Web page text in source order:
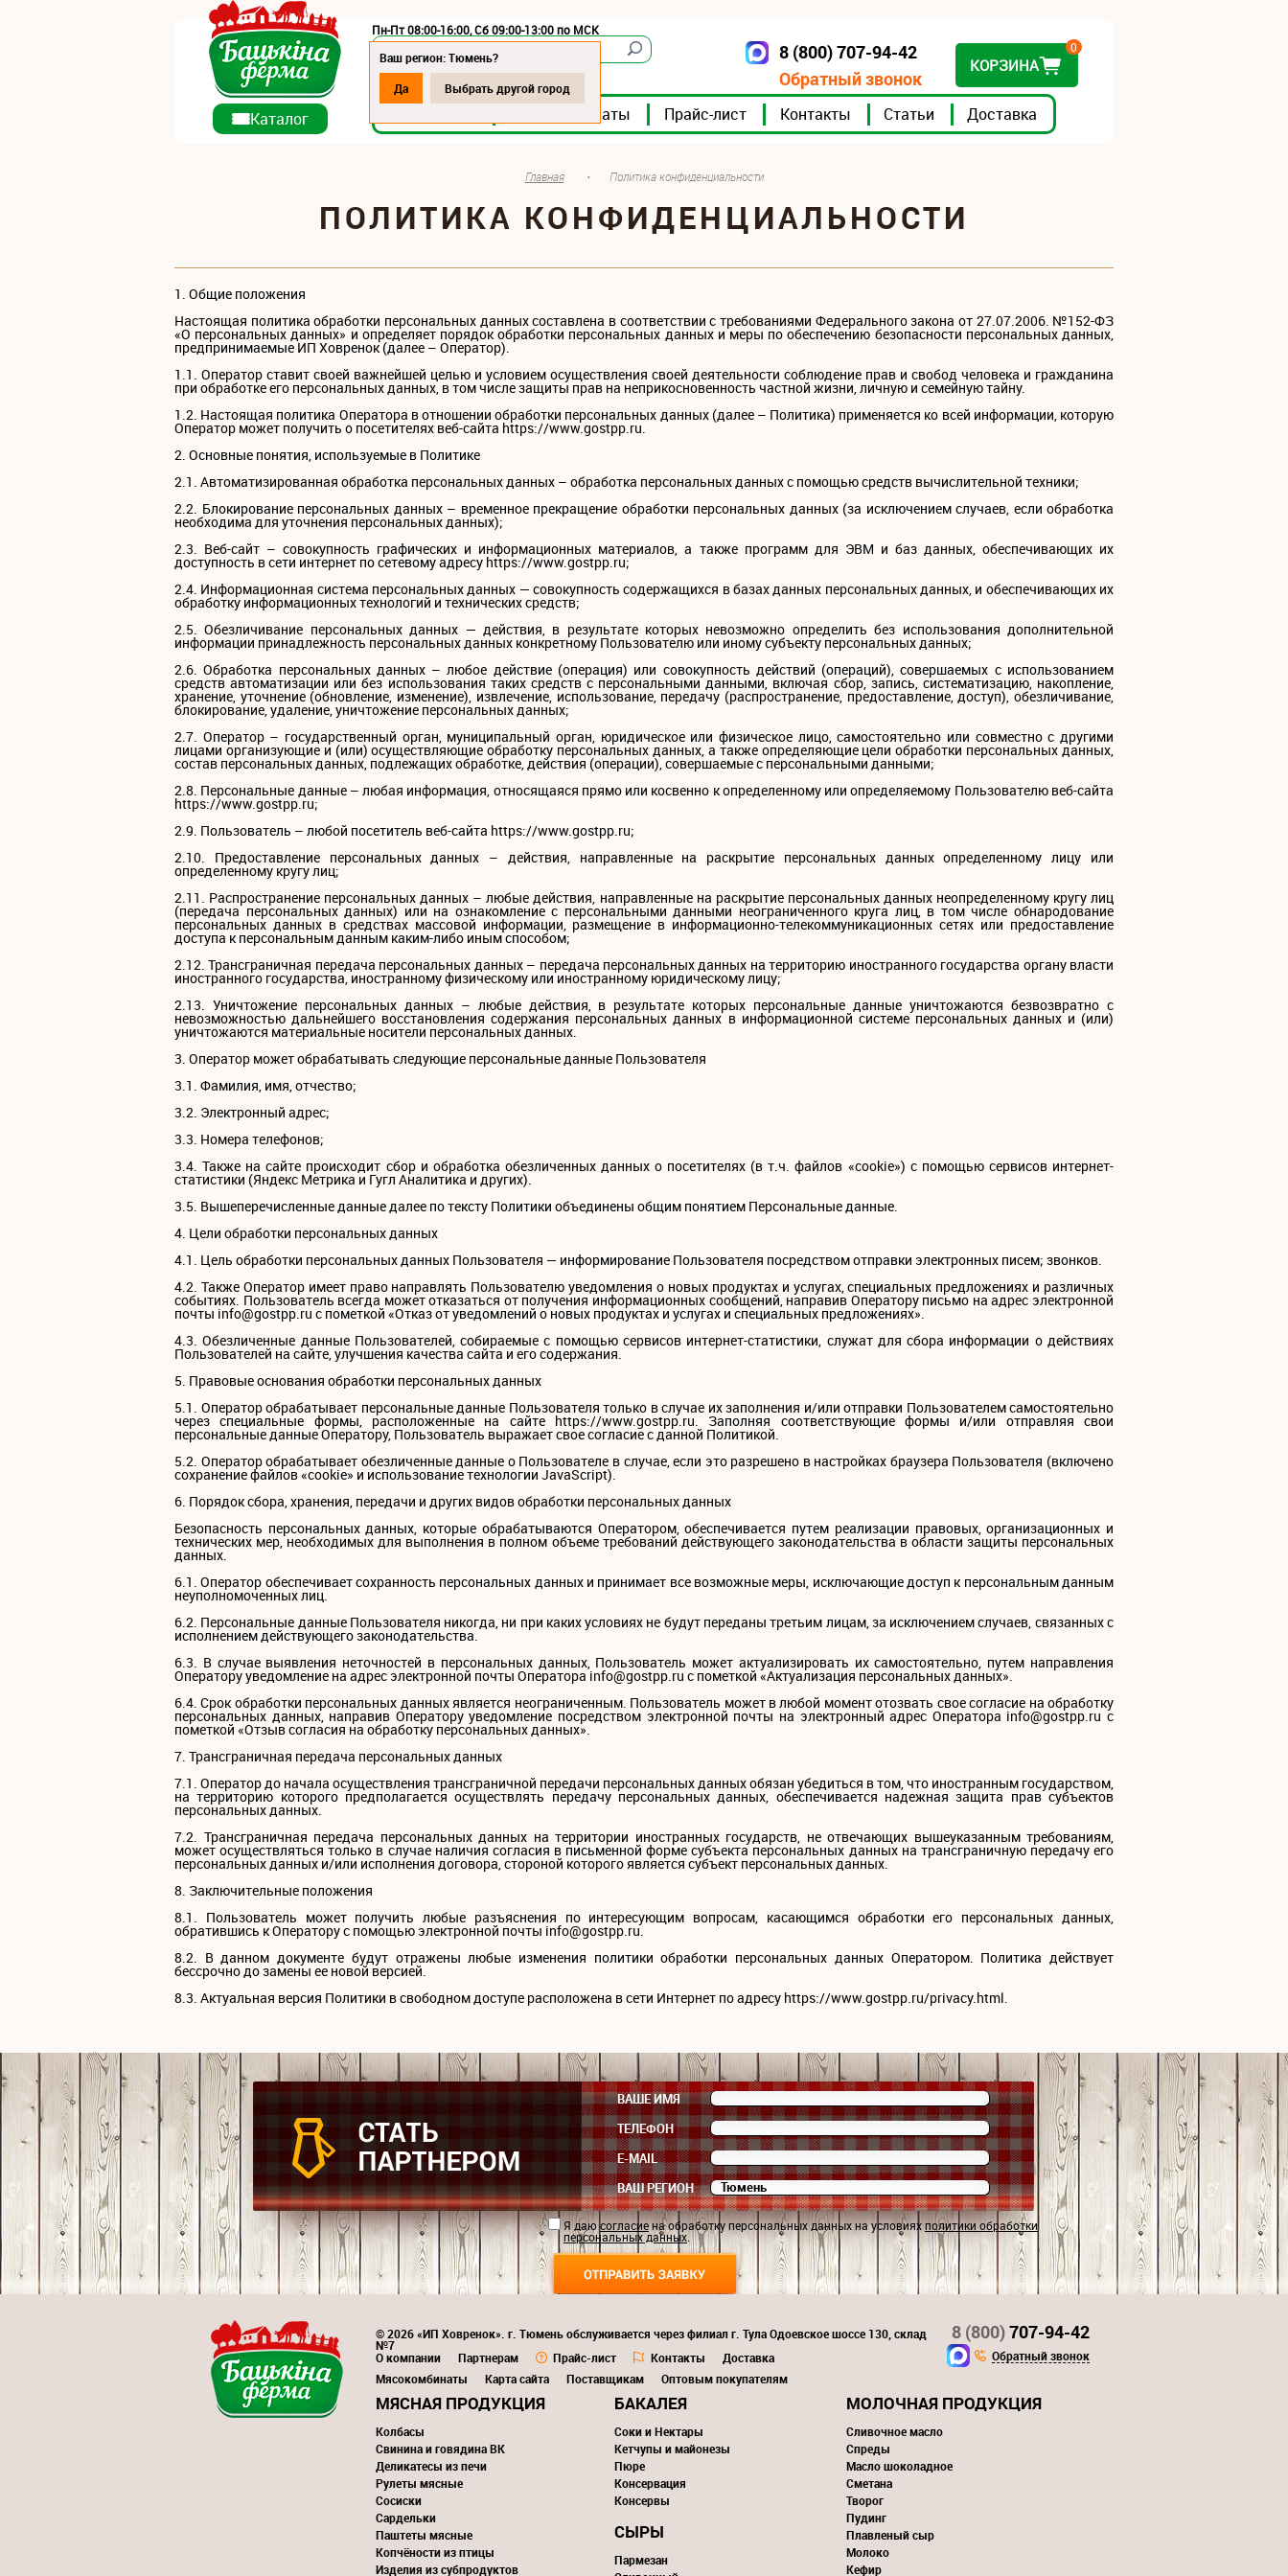
Пн-Пт 08:00-16:00, Сб 09:00-13:00 по МСК
Мясокомбинаты Прайс-лист Контакты Статьи Доставка
8 (800) 707-94-42
Обратный звонок
КОРЗИНА
0
Ваш регион: Тюмень?
Да
Выбрать другой город
Каталог
Главная • Политика конфиденциальности
ПОЛИТИКА КОНФИДЕНЦИАЛЬНОСТИ
1. Общие положения
Настоящая политика обработки персональных данных составлена в соответствии с требованиями Федерального закона от 27.07.2006. №152-ФЗ
«О персональных данных» и определяет порядок обработки персональных данных и меры по обеспечению безопасности персональных данных,
предпринимаемые ИП Ховренок (далее – Оператор).
1.1. Оператор ставит своей важнейшей целью и условием осуществления своей деятельности соблюдение прав и свобод человека и гражданина
при обработке его персональных данных, в том числе защиты прав на неприкосновенность частной жизни, личную и семейную тайну.
1.2. Настоящая политика Оператора в отношении обработки персональных данных (далее – Политика) применяется ко всей информации, которую
Оператор может получить о посетителях веб-сайта https://www.gostpp.ru.
2. Основные понятия, используемые в Политике
2.1. Автоматизированная обработка персональных данных – обработка персональных данных с помощью средств вычислительной техники;
2.2. Блокирование персональных данных – временное прекращение обработки персональных данных (за исключением случаев, если обработка
необходима для уточнения персональных данных);
2.3. Веб-сайт – совокупность графических и информационных материалов, а также программ для ЭВМ и баз данных, обеспечивающих их
доступность в сети интернет по сетевому адресу https://www.gostpp.ru;
2.4. Информационная система персональных данных — совокупность содержащихся в базах данных персональных данных, и обеспечивающих их
обработку информационных технологий и технических средств;
2.5. Обезличивание персональных данных — действия, в результате которых невозможно определить без использования дополнительной
информации принадлежность персональных данных конкретному Пользователю или иному субъекту персональных данных;
2.6. Обработка персональных данных – любое действие (операция) или совокупность действий (операций), совершаемых с использованием
средств автоматизации или без использования таких средств с персональными данными, включая сбор, запись, систематизацию, накопление,
хранение, уточнение (обновление, изменение), извлечение, использование, передачу (распространение, предоставление, доступ), обезличивание,
блокирование, удаление, уничтожение персональных данных;
2.7. Оператор – государственный орган, муниципальный орган, юридическое или физическое лицо, самостоятельно или совместно с другими
лицами организующие и (или) осуществляющие обработку персональных данных, а также определяющие цели обработки персональных данных,
состав персональных данных, подлежащих обработке, действия (операции), совершаемые с персональными данными;
2.8. Персональные данные – любая информация, относящаяся прямо или косвенно к определенному или определяемому Пользователю веб-сайта
https://www.gostpp.ru;
2.9. Пользователь – любой посетитель веб-сайта https://www.gostpp.ru;
2.10. Предоставление персональных данных – действия, направленные на раскрытие персональных данных определенному лицу или
определенному кругу лиц;
2.11. Распространение персональных данных – любые действия, направленные на раскрытие персональных данных неопределенному кругу лиц
(передача персональных данных) или на ознакомление с персональными данными неограниченного круга лиц, в том числе обнародование
персональных данных в средствах массовой информации, размещение в информационно-телекоммуникационных сетях или предоставление
доступа к персональным данным каким-либо иным способом;
2.12. Трансграничная передача персональных данных – передача персональных данных на территорию иностранного государства органу власти
иностранного государства, иностранному физическому или иностранному юридическому лицу;
2.13. Уничтожение персональных данных – любые действия, в результате которых персональные данные уничтожаются безвозвратно с
невозможностью дальнейшего восстановления содержания персональных данных в информационной системе персональных данных и (или)
уничтожаются материальные носители персональных данных.
3. Оператор может обрабатывать следующие персональные данные Пользователя
3.1. Фамилия, имя, отчество;
3.2. Электронный адрес;
3.3. Номера телефонов;
3.4. Также на сайте происходит сбор и обработка обезличенных данных о посетителях (в т.ч. файлов «cookie») с помощью сервисов интернет-
статистики (Яндекс Метрика и Гугл Аналитика и других).
3.5. Вышеперечисленные данные далее по тексту Политики объединены общим понятием Персональные данные.
4. Цели обработки персональных данных
4.1. Цель обработки персональных данных Пользователя — информирование Пользователя посредством отправки электронных писем; звонков.
4.2. Также Оператор имеет право направлять Пользователю уведомления о новых продуктах и услугах, специальных предложениях и различных
событиях. Пользователь всегда может отказаться от получения информационных сообщений, направив Оператору письмо на адрес электронной
почты info@gostpp.ru с пометкой «Отказ от уведомлений о новых продуктах и услугах и специальных предложениях».
4.3. Обезличенные данные Пользователей, собираемые с помощью сервисов интернет-статистики, служат для сбора информации о действиях
Пользователей на сайте, улучшения качества сайта и его содержания.
5. Правовые основания обработки персональных данных
5.1. Оператор обрабатывает персональные данные Пользователя только в случае их заполнения и/или отправки Пользователем самостоятельно
через специальные формы, расположенные на сайте https://www.gostpp.ru. Заполняя соответствующие формы и/или отправляя свои
персональные данные Оператору, Пользователь выражает свое согласие с данной Политикой.
5.2. Оператор обрабатывает обезличенные данные о Пользователе в случае, если это разрешено в настройках браузера Пользователя (включено
сохранение файлов «cookie» и использование технологии JavaScript).
6. Порядок сбора, хранения, передачи и других видов обработки персональных данных
Безопасность персональных данных, которые обрабатываются Оператором, обеспечивается путем реализации правовых, организационных и
технических мер, необходимых для выполнения в полном объеме требований действующего законодательства в области защиты персональных
данных.
6.1. Оператор обеспечивает сохранность персональных данных и принимает все возможные меры, исключающие доступ к персональным данным
неуполномоченных лиц.
6.2. Персональные данные Пользователя никогда, ни при каких условиях не будут переданы третьим лицам, за исключением случаев, связанных с
исполнением действующего законодательства.
6.3. В случае выявления неточностей в персональных данных, Пользователь может актуализировать их самостоятельно, путем направления
Оператору уведомление на адрес электронной почты Оператора info@gostpp.ru с пометкой «Актуализация персональных данных».
6.4. Срок обработки персональных данных является неограниченным. Пользователь может в любой момент отозвать свое согласие на обработку
персональных данных, направив Оператору уведомление посредством электронной почты на электронный адрес Оператора info@gostpp.ru с
пометкой «Отзыв согласия на обработку персональных данных».
7. Трансграничная передача персональных данных
7.1. Оператор до начала осуществления трансграничной передачи персональных данных обязан убедиться в том, что иностранным государством,
на территорию которого предполагается осуществлять передачу персональных данных, обеспечивается надежная защита прав субъектов
персональных данных.
7.2. Трансграничная передача персональных данных на территории иностранных государств, не отвечающих вышеуказанным требованиям,
может осуществляться только в случае наличия согласия в письменной форме субъекта персональных данных на трансграничную передачу его
персональных данных и/или исполнения договора, стороной которого является субъект персональных данных.
8. Заключительные положения
8.1. Пользователь может получить любые разъяснения по интересующим вопросам, касающимся обработки его персональных данных,
обратившись к Оператору с помощью электронной почты info@gostpp.ru.
8.2. В данном документе будут отражены любые изменения политики обработки персональных данных Оператором. Политика действует
бессрочно до замены ее новой версией.
8.3. Актуальная версия Политики в свободном доступе расположена в сети Интернет по адресу https://www.gostpp.ru/privacy.html.
ВАШЕ ИМЯ
ТЕЛЕФОН
E-MAIL
ВАШ РЕГИОН
Я даюсогласиена обработку персональных данных на условияхполитики обработки
персональных данных
© 2026 «ИП Ховренок». г. Тюмень обслуживается через филиал г. Тула Одоевское шоссе 130, склад
№7
О компании
Партнерам Прайс-лист Контакты
Доставка
Мясокомбинаты
Карта сайта Поставщикам Оптовым покупателям
8 (800)707-94-42
Обратный звонок
МЯСНАЯ ПРОДУКЦИЯ
Колбасы
Свинина и говядина ВК
Деликатесы из печи
Рулеты мясные
Сосиски
Сардельки
Паштеты мясные
Копчёности из птицы
Изделия из субпродуктов
БАКАЛЕЯ
Соки и Нектары
Кетчупы и майонезы
Пюре
Консервация
Консервы
СЫРЫ
Пармезан
МОЛОЧНАЯ ПРОДУКЦИЯ
Сливочное масло
Спреды
Масло шоколадное
Сметана
Творог
Пудинг
Плавленый сыр
Молоко
Кефир